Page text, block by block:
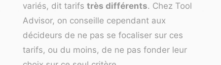
variés, dit tarifs très différents. Chez Tool
Advisor, on conseille cependant aux
décideurs de ne pas se focaliser sur ces
tarifs, ou du moins, de ne pas fonder leur